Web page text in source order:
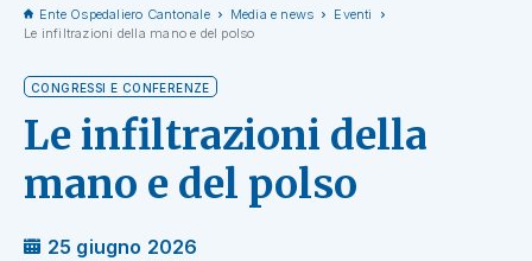
Ente Ospedaliero Cantonale Media e news
Eventi
Le infiltrazioni della mano e del polso
CONGRESSI E CONFERENZE
Le infiltrazioni della
mano e del polso
25 giugno 2026